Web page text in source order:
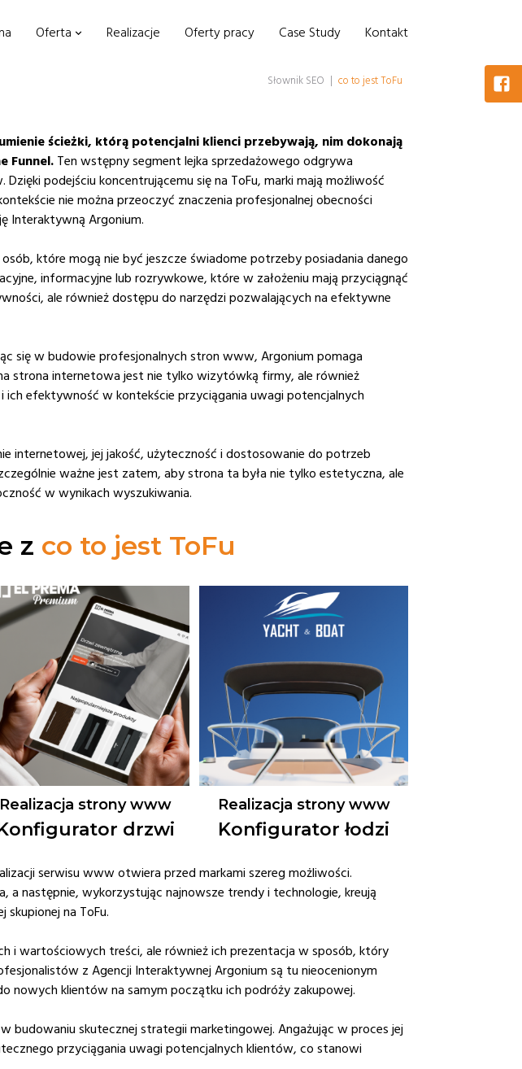
Oferta Realizacje Oferty pracy Case Study Kontakt
Słownik SEO | co to jest ToFu
ścieżki, którą potencjalni klienci przebywają, nim dokonają
Funnel. Ten wstępny segment lejka sprzedażowego odgrywa
podejściu koncentrującemu się na ToFu, marki mają możliwość
nie można przeoczyć znaczenia profesjonalnej obecności
Interaktywną Argonium.
które mogą nie być jeszcze świadome potrzeby posiadania danego
informacyjne lub rozrywkowe, które w założeniu mają przyciągnąć
ale również dostępu do narzędzi pozwalających na efektywne
się w budowie profesjonalnych stron www, Argonium pomaga
strona internetowa jest nie tylko wizytówką firmy, ale również
efektywność w kontekście przyciągania uwagi potencjalnych
internetowej, jej jakość, użyteczność i dostosowanie do potrzeb
ważne jest zatem, aby strona ta była nie tylko estetyczna, ale
w wynikach wyszukiwania.
z co to jest ToFu
Realizacja strony www
drzwi
Realizacja strony www
Konfigurator łodzi
serwisu www otwiera przed markami szereg możliwości.
a następnie, wykorzystując najnowsze trendy i technologie, kreują
na ToFu.
i wartościowych treści, ale również ich prezentacja w sposób, który
z Agencji Interaktywnej Argonium są tu nieocenionym
nowych klientów na samym początku ich podróży zakupowej.
skutecznej strategii marketingowej. Angażując w proces jej
przyciągania uwagi potencjalnych klientów, co stanowi